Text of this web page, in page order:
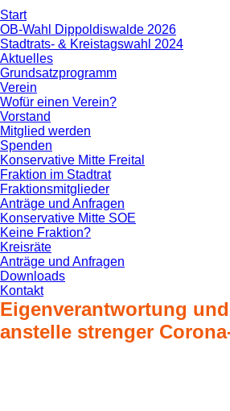
Konservative Mitte
Aus Erfahrung in die Zukunft.
Start
OB-Wahl Dippoldiswalde 2026
Stadtrats- & Kreistagswahl 2024
Aktuelles
Grundsatzprogramm
Verein
Wofür einen Verein?
Vorstand
Mitglied werden
Spenden
Konservative Mitte Freital
Fraktion im Stadtrat
Fraktionsmitglieder
Anträge und Anfragen
Konservative Mitte SOE
Keine Fraktion?
Kreisräte
Anträge und Anfragen
Downloads
Kontakt
Eigenverantwortung
anstelle strenger